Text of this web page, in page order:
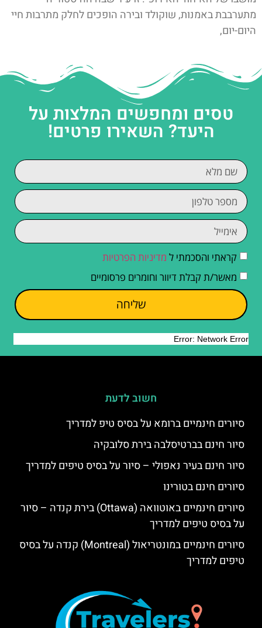
מתערבבת באמנות, שוקולד ובירה הופכים לחלק מתרבות חיי
היום-יום,
טסים ומחפשים המלצות על
היעד? השאירו פרטים!
קראתי והסכמתי ל מדיניות הפרטיות
מאשר/ת קבלת דיוור וחומרים פרסומיים
שליחה
חשוב לדעת
סיורים חינמיים ברומא על בסיס טיפ למדריך
סיור חינם בברטיסלבה בירת סלובקיה
סיור חינם בעיר נאפולי – סיור על בסיס טיפים למדריך
סיורים חינם בטורינו
סיורים חינמיים באוטוואה (Ottawa) בירת קנדה – סיור
על בסיס טיפים למדריך
סיורים חינמיים במונטריאול (Montreal) קנדה על בסיס
טיפים למדריך